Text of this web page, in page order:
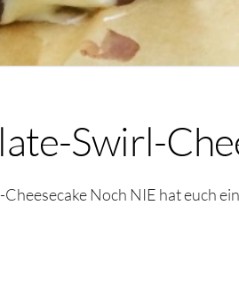
Swirl-
Noch NIE hat euch